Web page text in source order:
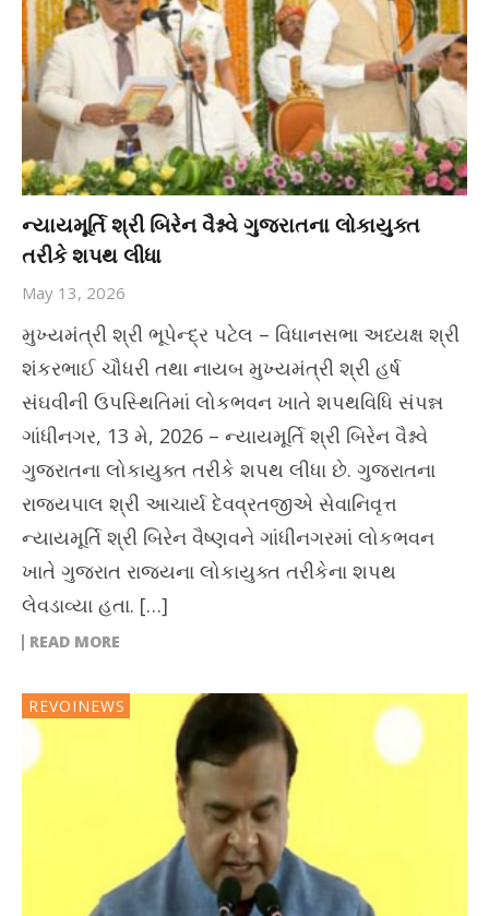
ન્યાયમૂર્તિ શ્રી બિરેન વૈશ્નવે ગુજરાતના લોકાયુક્ત
તરીકે શપથ લીધા
May 13, 2026
મુખ્યમંત્રી શ્રી ભૂપેન્દ્ર પટેલ – વિધાનસભા અધ્યક્ષ શ્રી
શંકરભાઈ ચૌધરી તથા નાયબ મુખ્યમંત્રી શ્રી હર્ષ
સંઘવીની ઉપસ્થિતિમાં લોકભવન ખાતે શપથવિધિ સંપન્ન
ગાંધીનગર, 13 મે, 2026 – ન્યાયમૂર્તિ શ્રી બિરેન વૈશ્નવે
ગુજરાતના લોકાયુક્ત તરીકે શપથ લીધા છે. ગુજરાતના
રાજ્યપાલ શ્રી આચાર્ય દેવવ્રતજીએ સેવાનિવૃત્ત
ન્યાયમૂર્તિ શ્રી બિરેન વૈષ્ણવને ગાંધીનગરમાં લોકભવન
ખાતે ગુજરાત રાજ્યના લોકાયુક્ત તરીકેના શપથ
લેવડાવ્યા હતા. […]
READ MORE
REVOINEWS